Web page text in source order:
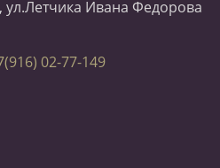
ул.Летчика Ивана Федорова
02-77-149